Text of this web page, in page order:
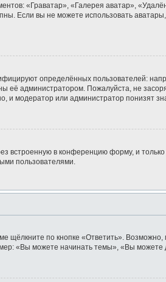
«Граватар», «Галерея аватар»,
Если вы не можете использовать
определённых пользователей:
её администратором. Пожалуйста, не
и модератор или администратор понизят
встроенную в конференцию форму, и
пользователями.
по кнопке «Ответить». Возможно,
«Вы можете начинать темы», «Вы можете